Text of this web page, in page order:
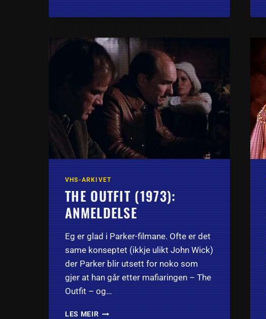
VHS-ARKIVET
THE OUTFIT (1973):
ANMELDELSE
Eg er glad i Parker-filmane. Ofte er det
same konseptet (ikkje ulikt John Wick)
der Parker blir utsett for noko som
gjer at han går etter mafiaringen – The
Outfit – og…
LES MEIRTHE